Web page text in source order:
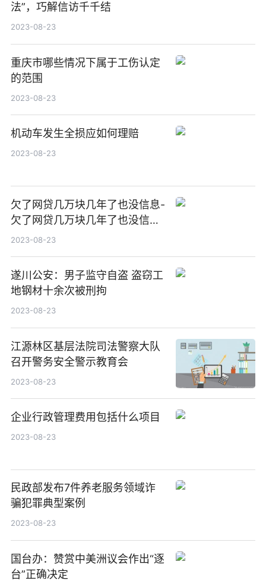
法”，巧解信访千千结
2023-08-23
重庆市哪些情况下属于工伤认定
的范围
2023-08-23
机动车发生全损应如何理赔
2023-08-23
欠了网贷几万块几年了也没信息-
欠了网贷几万块几年了也没信息
怎么办
2023-08-23
遂川公安：男子监守自盗 盗窃工
地钢材十余次被刑拘
2023-08-23
江源林区基层法院司法警察大队
召开警务安全警示教育会
2023-08-23
企业行政管理费用包括什么项目
2023-08-23
民政部发布7件养老服务领域诈
骗犯罪典型案例
2023-08-23
国台办：赞赏中美洲议会作出“逐
台”正确决定